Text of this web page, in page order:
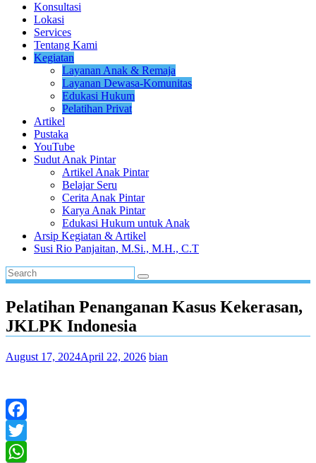
Konsultasi
Lokasi
Services
Tentang Kami
Kegiatan
Layanan Anak & Remaja
Layanan Dewasa-Komunitas
Edukasi Hukum
Pelatihan Privat
Artikel
Pustaka
YouTube
Sudut Anak Pintar
Artikel Anak Pintar
Belajar Seru
Cerita Anak Pintar
Karya Anak Pintar
Edukasi Hukum untuk Anak
Arsip Kegiatan & Artikel
Susi Rio Panjaitan, M.Si., M.H., C.T
Pelatihan Penanganan Kasus Kekerasan,
JKLPK Indonesia
August 17, 2024April 22, 2026 bian
Facebook
Twitter